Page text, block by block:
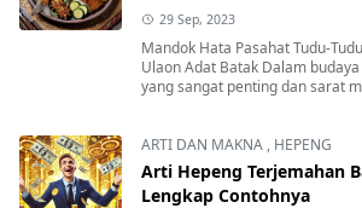
29 Sep, 2023
Mandok Hata Pasahat Tudu-
Ulaon Adat Batak Dalam
yang sangat penting dan sarat
ARTI DAN MAKNA , HEPENG
Arti Hepeng Terjemahan
Lengkap Contohnya